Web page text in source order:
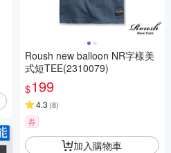
Roush new balloon NR字樣美
式短TEE(2310079)
$199
4.3 (8)
券
加入購物車